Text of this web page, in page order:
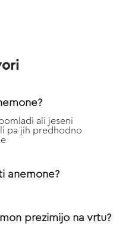
ali jeseni
pa jih predhodno
anemone?
prezimijo na vrtu?